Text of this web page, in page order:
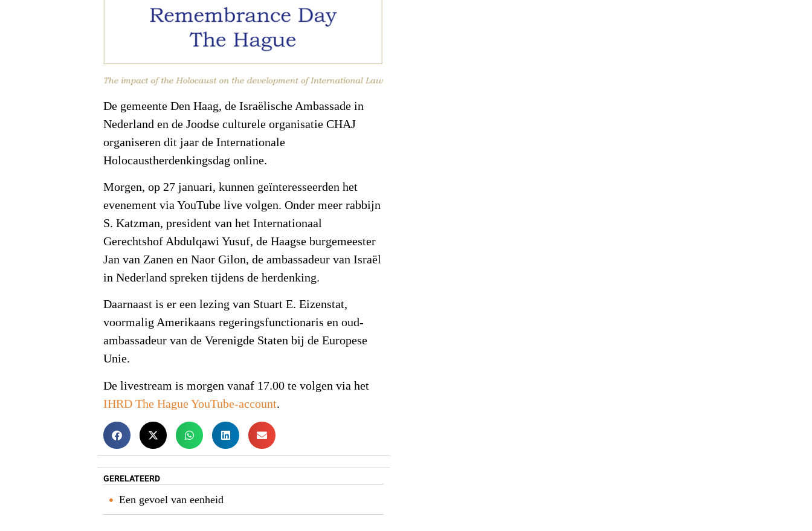
De gemeente Den Haag, de Israëlische Ambassade in
Nederland en de Joodse culturele organisatie CHAJ
organiseren dit jaar de Internationale
Holocaustherdenkingsdag online.
Morgen, op 27 januari, kunnen geïnteresseerden het
evenement via YouTube live volgen. Onder meer rabbijn
S. Katzman, president van het Internationaal
Gerechtshof Abdulqawi Yusuf, de Haagse burgemeester
Jan van Zanen en Naor Gilon, de ambassadeur van Israël
in Nederland spreken tijdens de herdenking.
Daarnaast is er een lezing van Stuart E. Eizenstat,
voormalig Amerikaans regeringsfunctionaris en oud-
ambassadeur van de Verenigde Staten bij de Europese
Unie.
De livestream is morgen vanaf 17.00 te volgen via het
IHRD The Hague YouTube-account.
GERELATEERD
Een gevoel van eenheid